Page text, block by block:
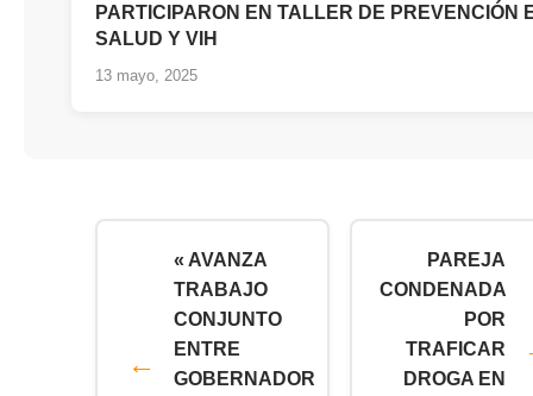
PARTICIPARON EN TALLER DE PREVENCIÓN
SALUD Y VIH
13 mayo, 2025
« AVANZA
TRABAJO
CONJUNTO
ENTRE
GOBERNADOR
PAREJA
CONDENADA
POR
TRAFICAR
DROGA EN